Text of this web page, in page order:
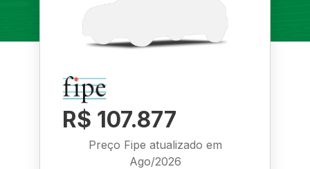
R$ 107.877
Preço Fipe atualizado em
Ago/2026